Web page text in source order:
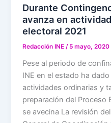
Durante
avanza en
electoral 2021
Redacción INE/ 5 mayo, 2020
Pese al periodo de
INE en el estado ha
actividades ordinarias y
preparación del Proceso
se avecina La revisión